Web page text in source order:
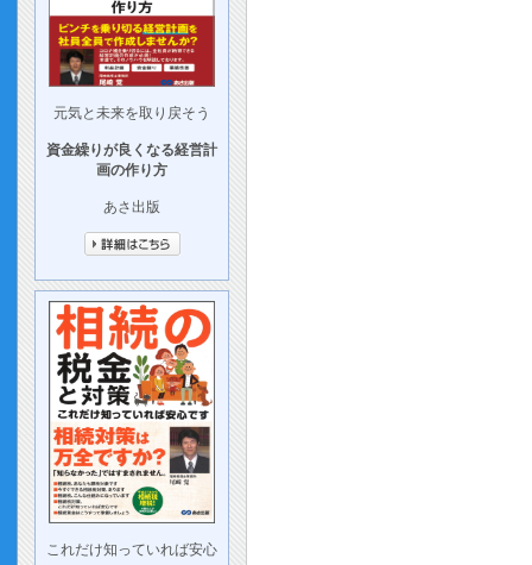
元気と未来を取り戻そう
資金繰りが良くなる経営計
画の作り方
あさ出版
これだけ知っていれば安心